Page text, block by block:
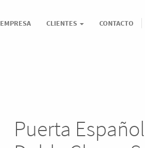
EMPRESA CLIENTES CONTACTO
Puerta